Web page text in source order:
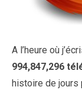
A l’heure où
994,847,296
histoire de jours